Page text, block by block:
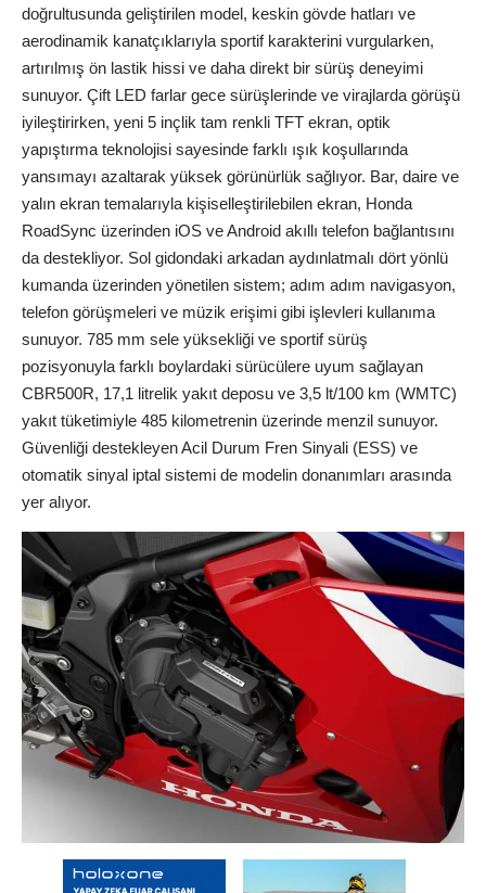
doğrultusunda geliştirilen model, keskin gövde hatları ve
aerodinamik kanatçıklarıyla sportif karakterini vurgularken,
artırılmış ön lastik hissi ve daha direkt bir sürüş deneyimi
sunuyor. Çift LED farlar gece sürüşlerinde ve virajlarda görüşü
iyileştirirken, yeni 5 inçlik tam renkli TFT ekran, optik
yapıştırma teknolojisi sayesinde farklı ışık koşullarında
yansımayı azaltarak yüksek görünürlük sağlıyor. Bar, daire ve
yalın ekran temalarıyla kişiselleştirilebilen ekran, Honda
RoadSync üzerinden iOS ve Android akıllı telefon bağlantısını
da destekliyor. Sol gidondaki arkadan aydınlatmalı dört yönlü
kumanda üzerinden yönetilen sistem; adım adım navigasyon,
telefon görüşmeleri ve müzik erişimi gibi işlevleri kullanıma
sunuyor. 785 mm sele yüksekliği ve sportif sürüş
pozisyonuyla farklı boylardaki sürücülere uyum sağlayan
CBR500R, 17,1 litrelik yakıt deposu ve 3,5 lt/100 km (WMTC)
yakıt tüketimiyle 485 kilometrenin üzerinde menzil sunuyor.
Güvenliği destekleyen Acil Durum Fren Sinyali (ESS) ve
otomatik sinyal iptal sistemi de modelin donanımları arasında
yer alıyor.